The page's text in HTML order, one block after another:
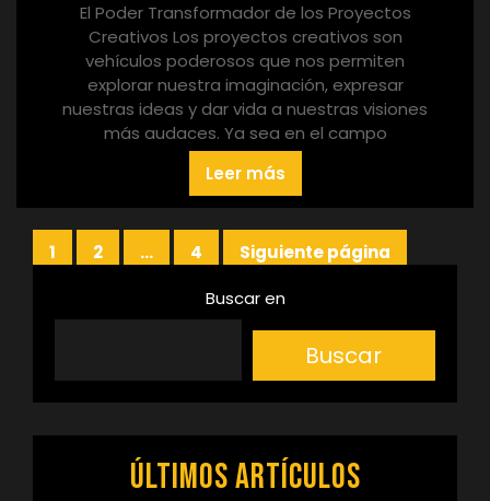
El Poder Transformador de los Proyectos
Creativos Los proyectos creativos son
vehículos poderosos que nos permiten
explorar nuestra imaginación, expresar
nuestras ideas y dar vida a nuestras visiones
más audaces. Ya sea en el campo
Leer más
Paginación
Página
1 Página
2 … Página
4
Siguiente página
Buscar en
Buscar
Últimos artículos